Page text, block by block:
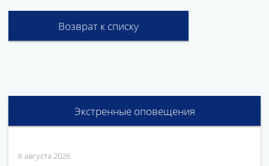
Возврат к списку
Экстренные оповещения
6 августа 2026